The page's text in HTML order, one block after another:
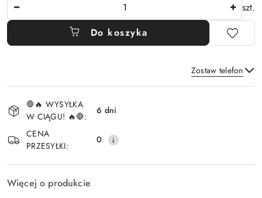
szt.
Do koszyka
Zostaw telefon
Dostępność
i
dostawa
🛑🔥 WYSYŁKA
W CIĄGU! 🔥🛑:
6 dni
CENA
PRZESYŁKI:
0
Więcej o produkcie